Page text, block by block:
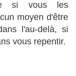
si vous les
moyen d'être
l'au-delà, si
vous repentir.